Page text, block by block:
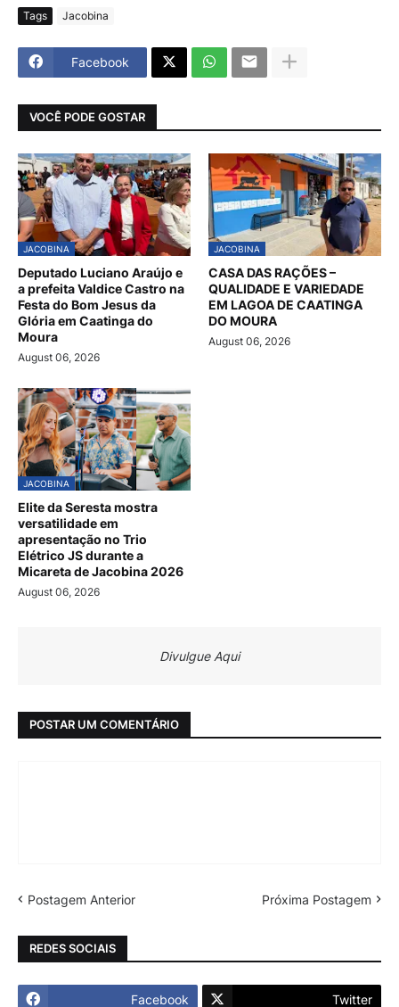
Tags Jacobina
Facebook
VOCÊ PODE GOSTAR
JACOBINA
Deputado Luciano Araújo e
a prefeita Valdice Castro na
Festa do Bom Jesus da
Glória em Caatinga do
Moura
August 06, 2026
JACOBINA
CASA DAS RAÇÕES –
QUALIDADE E VARIEDADE
EM LAGOA DE CAATINGA
DO MOURA
August 06, 2026
JACOBINA
Elite da Seresta mostra
versatilidade em
apresentação no Trio
Elétrico JS durante a
Micareta de Jacobina 2026
August 06, 2026
Divulgue Aqui
POSTAR UM COMENTÁRIO
Postagem Anterior Próxima Postagem
REDES SOCIAIS
Facebook Twitter